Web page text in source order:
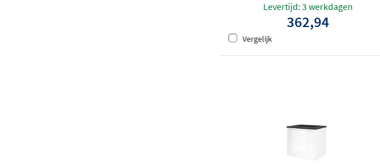
Levertijd: 3 werkdagen
362,94
Vergelijk